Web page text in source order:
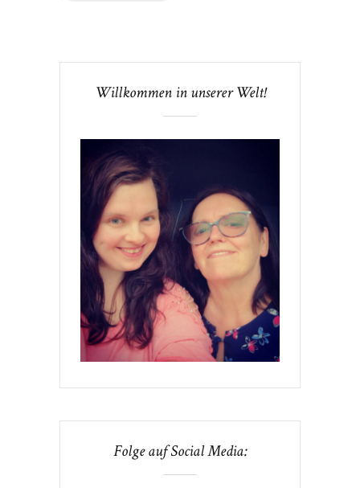
Willkommen in unserer Welt!
Folge auf Social Media: